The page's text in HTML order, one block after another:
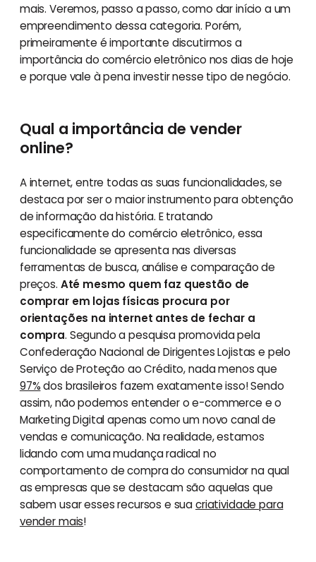
mais. Veremos, passo a passo, como dar início a um
empreendimento dessa categoria. Porém,
primeiramente é importante discutirmos a
importância do comércio eletrônico nos dias de hoje
e porque vale à pena investir nesse tipo de negócio.
Qual a importância de vender
online?
A internet, entre todas as suas funcionalidades, se
destaca por ser o maior instrumento para obtenção
de informação da história. E tratando
especificamente do comércio eletrônico, essa
funcionalidade se apresenta nas diversas
ferramentas de busca, análise e comparação de
preços. Até mesmo quem faz questão de
comprar em lojas físicas procura por
orientações na internet antes de fechar a
compra. Segundo a pesquisa promovida pela
Confederação Nacional de Dirigentes Lojistas e pelo
Serviço de Proteção ao Crédito, nada menos que
97%dos brasileiros fazem exatamente isso! Sendo
assim, não podemos entender o e-commerce e o
Marketing Digital apenas como um novo canal de
vendas e comunicação. Na realidade, estamos
lidando com uma mudança radical no
comportamento de compra do consumidor na qual
as empresas que se destacam são aquelas que
sabem usar esses recursos e suacriatividade para
vender mais!